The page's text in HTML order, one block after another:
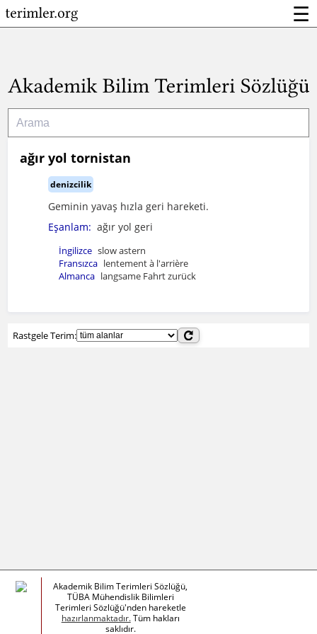
☰
ağır yol tornistan
denizcilik
Geminin yavaş hızla geri hareketi.
Eşanlam: ağır yol geri
İngilizce slow astern
Fransızca lentement à l'arrière
Almanca langsame Fahrt zurück
Rastgele Terim:
Akademik Bilim Terimleri Sözlüğü,
TÜBA Mühendislik Bilimleri
Terimleri Sözlüğü'nden hareketle
hazırlanmaktadır.Tüm hakları
saklıdır.